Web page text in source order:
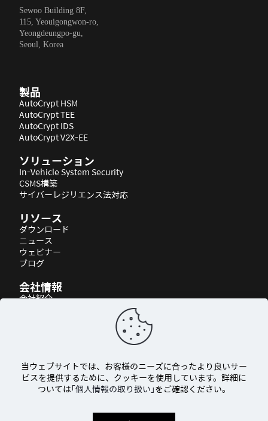
Sewoo Building 8F,
115, Yeouigongwon-ro,
Yeongdeungpo-gu,
Seoul, Korea
製品
AutoCrypt HSM
AutoCrypt TEE
AutoCrypt IDS
AutoCrypt V2X-EE
ソリューション
In-Vehicle System Security
CSMS構築
サイバーレジリエンス法対応
リソース
ダウンロード
ニュース
ウェビナー
ブログ
会社情報
会社紹介
© 2026 AUTOCRYPT Co., Ltd. All rights reserved.
当ウェブサイトでは、お客様のニーズに合ったより良いサー
ビスを提供するために、クッキーを使用しています。詳細に
ついては「個人情報の取り扱い」をご確認ください。